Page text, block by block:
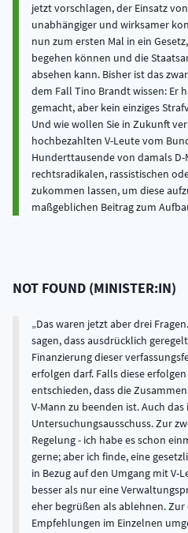
jetzt vorschlagen, der Einsatz
unabhängiger und wirksamer
nun zum ersten Mal in ein
begehen können und die
absehen kann. Bisher ist das
dem Fall Tino Brandt wissen: Er
gemacht, aber kein einziges
Und wie wollen Sie in Zukunft
hochbezahlten V-Leute vom
Hunderttausende von damals D-
rechtsradikalen, rassistischen
zukommen lassen, um diese
maßgeblichen Beitrag zum
NOT FOUND (MINISTER:IN)
Das waren jetzt aber drei
sagen, dass ausdrücklich
Finanzierung dieser
erfolgen darf. Falls diese
entschieden, dass die
V-Mann zu beenden ist. Auch
Untersuchungsausschuss. Zur
Regelung - ich habe es schon
gerne; aber ich finde, eine
in Bezug auf den Umgang mit
besser als nur eine
eher begrüßen als ablehnen. Zur
Empfehlungen im Einzelnen